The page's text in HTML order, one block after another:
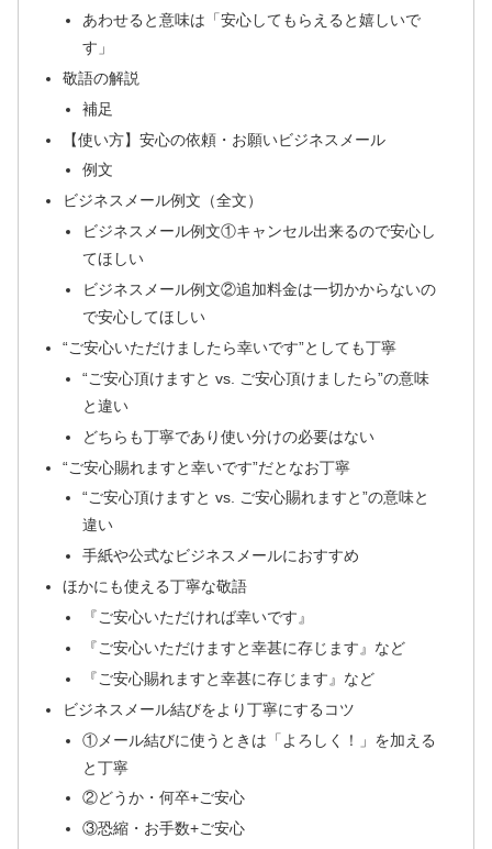
あわせると意味は「安心してもらえると嬉しいで
す」
敬語の解説
補足
【使い方】安心の依頼・お願いビジネスメール
例文
ビジネスメール例文（全文）
ビジネスメール例文①キャンセル出来るので安心し
てほしい
ビジネスメール例文②追加料金は一切かからないの
で安心してほしい
“ご安心いただけましたら幸いです”としても丁寧
“ご安心頂けますと vs. ご安心頂けましたら”の意味
と違い
どちらも丁寧であり使い分けの必要はない
“ご安心賜れますと幸いです”だとなお丁寧
“ご安心頂けますと vs. ご安心賜れますと”の意味と
違い
手紙や公式なビジネスメールにおすすめ
ほかにも使える丁寧な敬語
『ご安心いただければ幸いです』
『ご安心いただけますと幸甚に存じます』など
『ご安心賜れますと幸甚に存じます』など
ビジネスメール結びをより丁寧にするコツ
①メール結びに使うときは「よろしく！」を加える
と丁寧
②どうか・何卒+ご安心
③恐縮・お手数+ご安心